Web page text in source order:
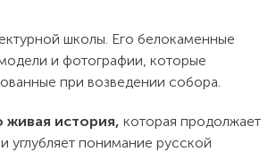
школы. Его белокаменные
и фотографии, которые
при возведении собора.
живая история, которая продолжает
углубляет понимание русской